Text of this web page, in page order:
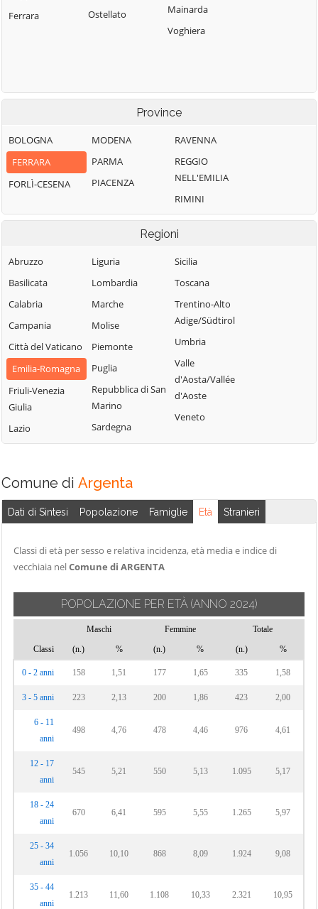
Ferrara
Ostellato
Mainarda
Voghiera
Province
BOLOGNA
FERRARA
FORLÌ-CESENA
MODENA
PARMA
PIACENZA
RAVENNA
REGGIO
NELL'EMILIA
RIMINI
Regioni
Abruzzo
Basilicata
Calabria
Campania
Città del Vaticano
Emilia-Romagna
Friuli-Venezia
Giulia
Lazio
Liguria
Lombardia
Marche
Molise
Piemonte
Puglia
Repubblica di San
Marino
Sardegna
Sicilia
Toscana
Trentino-Alto
Adige/Südtirol
Umbria
Valle
d'Aosta/Vallée
d'Aoste
Veneto
Comune di Argenta
Dati di Sintesi Popolazione Famiglie Età Stranieri
Classi di età per sesso e relativa incidenza, età media e indice di
vecchiaia nelComune di ARGENTA
POPOLAZIONE PER ETÀ (ANNO 2024)
Maschi Femmine
Totale
Classi
(n.) % (n.) % (n.) %
0 - 2 anni 158 1,51 177 1,65 335 1,58
3 - 5 anni 223 2,13 200 1,86 423 2,00
6 - 11
anni
498 4,76 478 4,46 976 4,61
12 - 17
anni
545 5,21 550 5,13 1.095 5,17
18 - 24
anni
670 6,41 595 5,55 1.265 5,97
25 - 34
anni
1.056 10,10 868 8,09 1.924 9,08
35 - 44
anni
1.213 11,60 1.108 10,33 2.321 10,95